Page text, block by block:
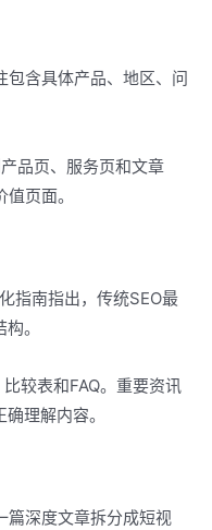
含具体产品、地区、问
品页、服务页和文章
页面。
指南指出，传统SEO最
。
较表和FAQ。重要资讯
理解内容。
篇深度文章拆分成短视